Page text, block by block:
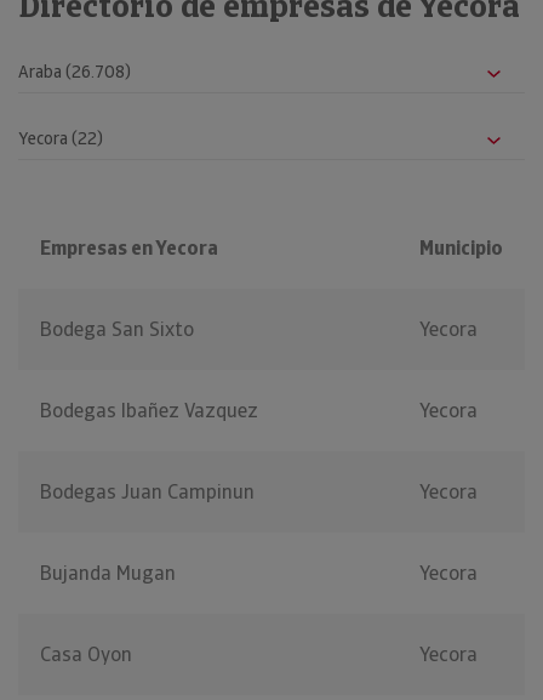
Empresas en Yecora Municipio
Bodega San Sixto Yecora
Bodegas Ibañez Vazquez Yecora
Bodegas Juan Campinun Yecora
Bujanda Mugan Yecora
Casa Oyon Yecora